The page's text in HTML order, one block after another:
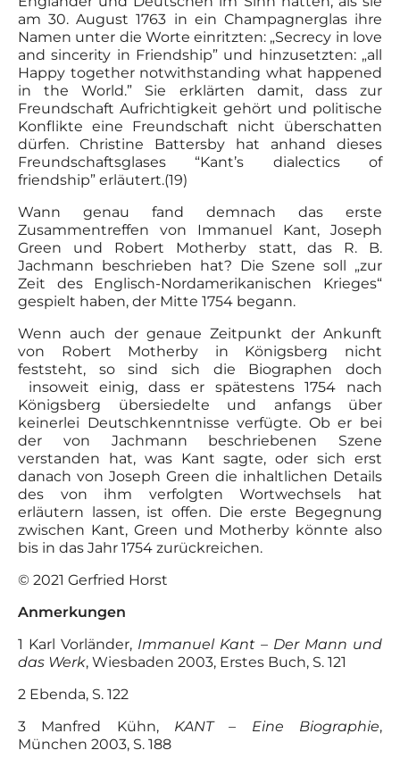
am 30. August 1763 in ein Champagnerglas ihre
Namen unter die Worte einritzten: „Secrecy in love
and sincerity in Friendship” und hinzusetzten: „all
Happy together notwithstanding what happened
in the World.” Sie erklärten damit, dass zur
Freundschaft Aufrichtigkeit gehört und politische
Konflikte eine Freundschaft nicht überschatten
dürfen. Christine Battersby hat anhand dieses
Freundschaftsglases “Kant’s dialectics of
friendship” erläutert.(19)
Wann genau fand demnach das erste
Zusammentreffen von Immanuel Kant, Joseph
Green und Robert Motherby statt, das R. B.
Jachmann beschrieben hat? Die Szene soll „zur
Zeit des Englisch-Nordamerikanischen Krieges“
gespielt haben, der Mitte 1754 begann.
Wenn auch der genaue Zeitpunkt der Ankunft
von Robert Motherby in Königsberg nicht
feststeht, so sind sich die Biographen doch
insoweit einig, dass er spätestens 1754 nach
Königsberg übersiedelte und anfangs über
keinerlei Deutschkenntnisse verfügte. Ob er bei
der von Jachmann beschriebenen Szene
verstanden hat, was Kant sagte, oder sich erst
danach von Joseph Green die inhaltlichen Details
des von ihm verfolgten Wortwechsels hat
erläutern lassen, ist offen. Die erste Begegnung
zwischen Kant, Green und Motherby könnte also
bis in das Jahr 1754 zurückreichen.
© 2021 Gerfried Horst
Anmerkungen
1 Karl Vorländer, Immanuel Kant – Der Mann und
das Werk, Wiesbaden 2003, Erstes Buch, S. 121
2 Ebenda, S. 122
3 Manfred Kühn, KANT – Eine Biographie,
München 2003, S. 188